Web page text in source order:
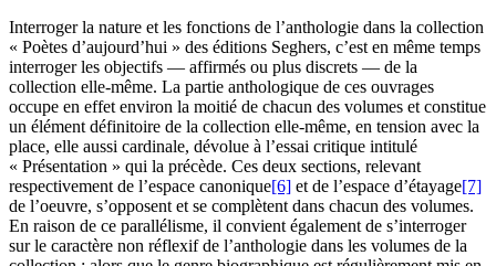
Interroger la nature et les fonctions de l’anthologie dans la collection
« Poètes d’aujourd’hui » des éditions Seghers, c’est en même temps
interroger les objectifs — affirmés ou plus discrets — de la
collection elle-même. La partie anthologique de ces ouvrages
occupe en effet environ la moitié de chacun des volumes et constitue
un élément définitoire de la collection elle-même, en tension avec la
place, elle aussi cardinale, dévolue à l’essai critique intitulé
« Présentation » qui la précède. Ces deux sections, relevant
respectivement de l’espace canonique[6] et de l’espace d’étayage[7]
de l’oeuvre, s’opposent et se complètent dans chacun des volumes.
En raison de ce parallélisme, il convient également de s’interroger
sur le caractère non réflexif de l’anthologie dans les volumes de la